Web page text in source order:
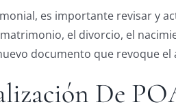
es importante revisar y
el divorcio, el
documento que revoque el
De